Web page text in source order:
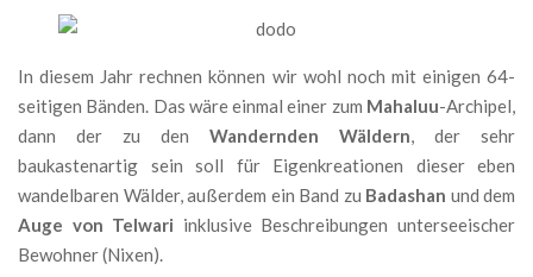
In diesem Jahr rechnen können wir wohl noch mit einigen 64-
seitigen Bänden. Das wäre einmal einer zum Mahaluu-Archipel,
dann der zu den Wandernden Wäldern, der sehr
baukastenartig sein soll für Eigenkreationen dieser eben
wandelbaren Wälder, außerdem ein Band zu Badashan und dem
Auge von Telwari inklusive Beschreibungen unterseeischer
Bewohner (Nixen).